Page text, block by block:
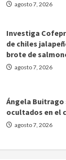
agosto 7, 2026
Investiga
de chiles
brote de
agosto 7, 2026
Ángela Buitrago
ocultados en el
agosto 7, 2026